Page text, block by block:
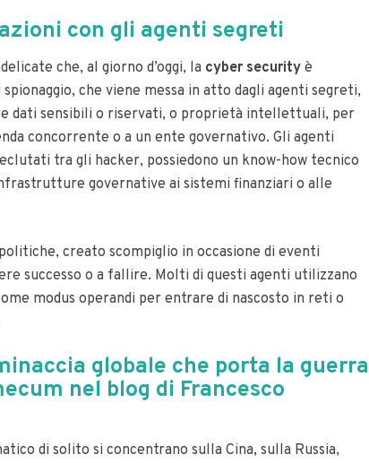
con gli agenti segreti
che, al giorno d’oggi, la cyber security è
che viene messa in atto dagli agenti segreti,
dati sensibili o riservati, o proprietà intellettuali, per
concorrente o a un ente governativo. Gli agenti
tra gli hacker, possiedono un know-how tecnico
governative ai sistemi finanziari o alle
creato scompiglio in occasione di eventi
successo o a fallire. Molti di questi agenti utilizzano
modus operandi per entrare di nascosto in reti o
globale che porta la guerra
nel blog di Francesco
di solito si concentrano sulla Cina, sulla Russia,